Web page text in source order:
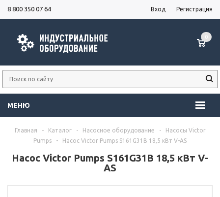
8 800 350 07 64 Вход Регистрация
МЕНЮ
0
Главная - Каталог - Насосное оборудование -
Насосы Victor
Pumps
- Насос Victor Pumps S161G31B 18,5 кВт V-AS
Насос Victor Pumps S161G31B 18,5 кВт V-
AS